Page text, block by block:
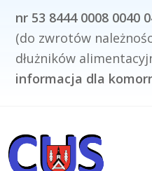
nr 53 8444 0008 0040
(do zwrotów
dłużników
informacja dla